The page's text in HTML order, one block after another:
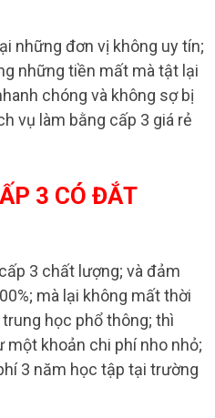
những đơn vị không uy tín;
những tiền mất mà tật lại
chóng và không sợ bị
vụ làm bằng cấp 3 giá rẻ
3 CÓ ĐẮT
3 chất lượng; và đảm
mà lại không mất thời
học phổ thông; thì
khoản chi phí nho nhỏ;
3 năm học tập tại trường